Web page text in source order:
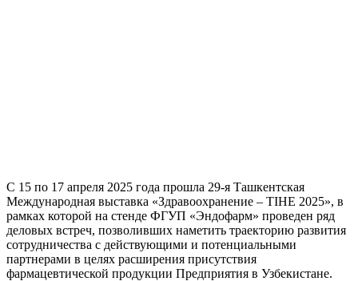
С 15 по 17 апреля 2025 года прошла 29-я Ташкентская
Международная выставка «Здравоохранение – TIHE 2025», в
рамках которой на стенде ФГУП «Эндофарм» проведен ряд
деловых встреч, позволивших наметить траекторию развития
сотрудничества с действующими и потенциальными
партнерами в целях расширения присутствия
фармацевтической продукции Предприятия в Узбекистане.